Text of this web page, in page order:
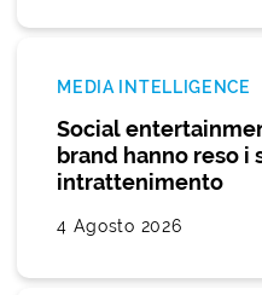
MEDIA INTELLIGENCE
Social
brand hanno reso
intrattenimento
4 Agosto 2026